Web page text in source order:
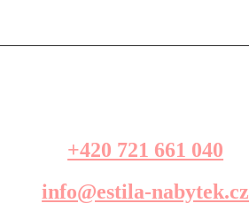
+420 721 661 040
info@estila-nabytek.cz